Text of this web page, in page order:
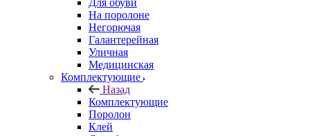
На поролоне
Негорючая
Галантерейная
Уличная
Медицинская
Комплектующие
Назад
Комплектующие
Поролон
Клей